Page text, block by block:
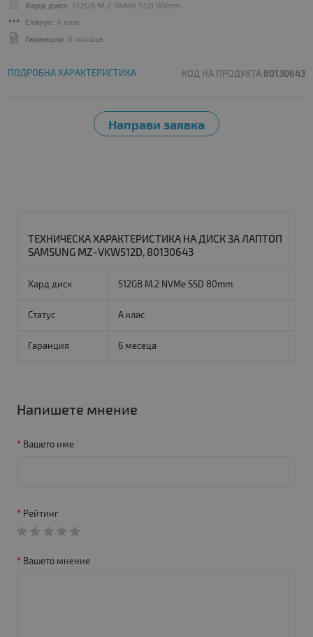
Хард диск: 512GB M.2 NVMe SSD 80mm
Статус: A клас
Гаранция: 6 месеца
ПОДРОБНА ХАРАКТЕРИСТИКА КОД НА ПРОДУКТА:80130643
ТЕХНИЧЕСКА ХАРАКТЕРИСТИКА НА ДИСК ЗА ЛАПТОП
SAMSUNG MZ-VKW512D, 80130643
Хард диск 512GB M.2 NVMe SSD 80mm
Статус A клас
Гаранция 6 месеца
Напишете мнение
Вашето име
Рейтинг
Вашето мнение